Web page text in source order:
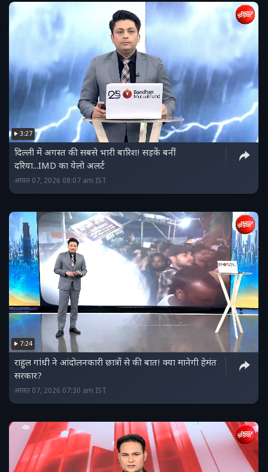
3:27
दिल्ली में अगस्त की सबसे भारी बारिश! सड़कें बनीं
दरिया...IMD का येलो अलर्ट
अगस्त 07, 2026 08:07 am IST
7:24
राहुल गांधी ने आंदोलनकारी छात्रों से की बात! क्या मानेगी हेमंत
सरकार?
अगस्त 07, 2026 07:30 am IST